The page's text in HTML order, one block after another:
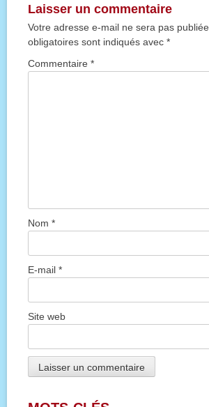
Laisser un commentaire
Votre adresse e-mail ne sera pas publiée.
obligatoires sont indiqués avec *
Commentaire *
Nom *
E-mail *
Site web